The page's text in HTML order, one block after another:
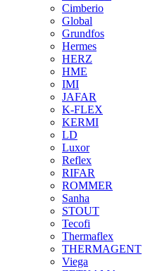
Cimberio
Global
Grundfos
Hermes
HERZ
HME
IMI
JAFAR
K-FLEX
KERMI
LD
Luxor
Reflex
RIFAR
ROMMER
Sanha
STOUT
Tecofi
Thermaflex
THERMAGENT
Viega